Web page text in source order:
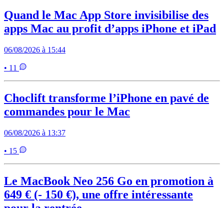
Quand le Mac App Store invisibilise des
apps Mac au profit d’apps iPhone et iPad
06/08/2026 à 15:44
• 11
Choclift transforme l’iPhone en pavé de
commandes pour le Mac
06/08/2026 à 13:37
• 15
Le MacBook Neo 256 Go en promotion à
649 € (- 150 €), une offre intéressante